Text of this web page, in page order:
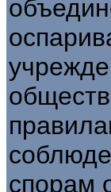
спорам